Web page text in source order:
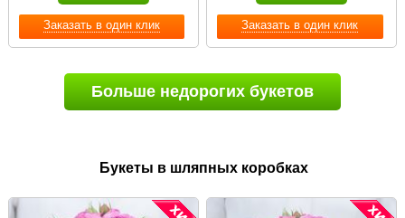
Заказать в один клик Заказать в один клик
Больше недорогих букетов
Букеты в шляпных коробках